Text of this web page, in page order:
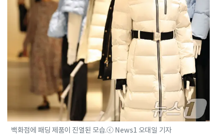
백화점에 패딩 제품이 진열된 모습.ⓒ News1 오대일 기자